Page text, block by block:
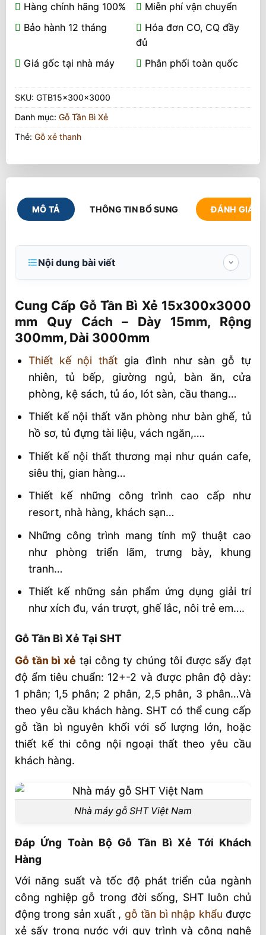
Hàng chính hãng 100%
Miễn phí vận chuyển
Bảo hành 12 tháng
Hóa đơn CO, CQ đầy
đủ
Giá gốc tại nhà máy
Phân phối toàn quốc
SKU: GTB15x300x3000
Danh mục: Gỗ Tần Bì Xẻ
Thẻ: Gỗ xẻ thanh
MÔ TẢ THÔNG TIN BỔ SUNG ĐÁNH GIÁ
Nội dung bài viết
mm Quy Cách – Dày 15mm, Rộng 300mm, Dài
3000mm
Gỗ Tần Bì Xẻ Tại SHT
Đáp Ứng Toàn Bộ Gỗ Tần Bì Xẻ Tới Khách
Hàng
Gỗ tần bì Xẻ sấy Theo yêu cầu khách hàng
Gỗ Tần Bì Xẻ 15x300x3000 mm Quy Cách
Video Gỗ Tần Bì
Cung Cấp Gỗ Tần Bì Xẻ 15x300x3000
mm Quy Cách – Dày 15mm, Rộng
300mm, Dài 3000mm
Thiết kế nội thất gia đình như sàn gỗ tự
nhiên, tủ bếp, giường ngủ, bàn ăn, cửa
phòng, kệ sách, tủ áo, lót sàn, cầu thang…
Thiết kế nội thất văn phòng như bàn ghế, tủ
hồ sơ, tủ đựng tài liệu, vách ngăn,….
Thiết kế nội thất thương mại như quán cafe,
siêu thị, gian hàng…
Thiết kế những công trình cao cấp như
resort, nhà hàng, khách sạn…
Những công trình mang tính mỹ thuật cao
như phòng triển lãm, trưng bày, khung
tranh…
Thiết kế những sản phẩm ứng dụng giải trí
như xích đu, ván trượt, ghế lắc, nôi trẻ em….
Gỗ Tần Bì Xẻ Tại SHT
Gỗ tần bì xẻ tại công ty chúng tôi được sấy đạt
độ ẩm tiêu chuẩn: 12+-2 và được phân độ dày:
1 phân; 1,5 phân; 2 phân, 2,5 phân, 3 phân…Và
theo yêu cầu khách hàng. SHT có thể cung cấp
gỗ tần bì nguyên khối với số lượng lớn, hoặc
thiết kế thi công nội ngoại thất theo yêu cầu
khách hàng.
Nhà máy gỗ SHT Việt Nam
Đáp Ứng Toàn Bộ Gỗ Tần Bì Xẻ Tới Khách
Hàng
Với năng suất và tốc độ phát triển của ngành
công nghiệp gỗ trong đời sống, SHT luôn chủ
động trong sản xuất , gỗ tần bì nhập khẩu được
xẻ sấy trong nước với quy trình và công nghệ